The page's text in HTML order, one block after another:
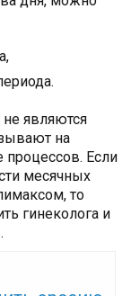
являются
на
процессов. Если
месячных
то
гинеколога и